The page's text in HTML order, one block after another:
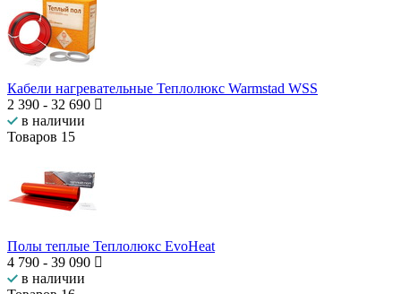
Кабели нагревательные Теплолюкс Warmstad WSS
2 390 - 32 690
в наличии
Товаров 15
Полы теплые Теплолюкс EvoHeat
4 790 - 39 090
в наличии